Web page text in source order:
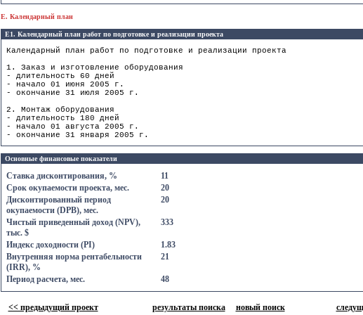
E. Календарный план
E1. Календарный план работ по подготовке и реализации проекта
Календарный план работ по подготовке и реализации проекта
1. Заказ и изготовление оборудования
- длительность 60 дней
- начало 01 июня 2005 г.
- окончание 31 июля 2005 г.
2. Монтаж оборудования
- длительность 180 дней
- начало 01 августа 2005 г.
- окончание 31 января 2005 г.
Основные финансовые показатели
Ставка дисконтирования, %
11
Срок окупаемости проекта, мес.
20
Дисконтированный период
окупаемости (DPB), мес.
20
Чистый приведенный доход (NPV),
тыс. $
333
Индекс доходности (PI)
1.83
Внутренняя норма рентабельности
(IRR), %
21
Период расчета, мес. 48
<< предыдущий проект результаты поиска новый поиск